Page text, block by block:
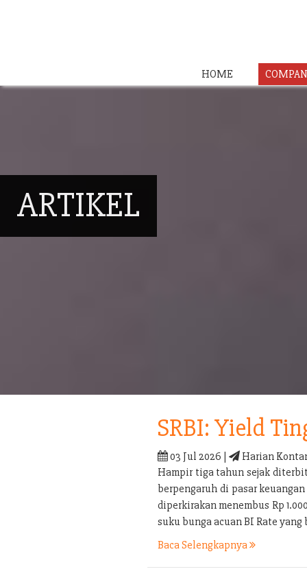
HOME
ARTIKEL
SRBI: Yield
03 Jul 2026 |
Harian
Hampir tiga tahun sejak
berpengaruh di pasar
diperkirakan menembus Rp
suku bunga acuan BI Rate yang
Baca Selengkapnya